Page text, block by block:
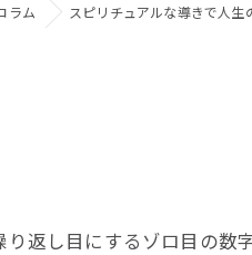
ラム スピリチュアルな導きで人
し目にするゾロ目の数字